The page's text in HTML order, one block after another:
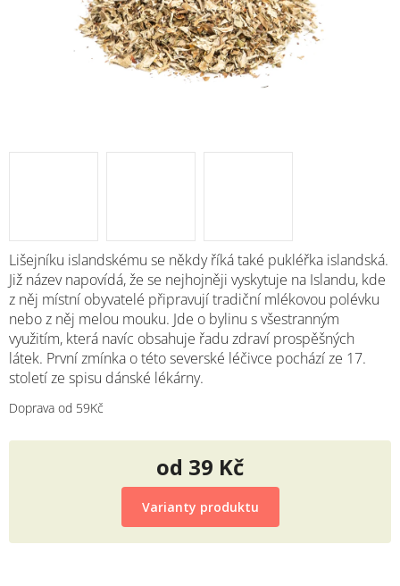
Lišejníku islandskému se někdy říká také pukléřka islandská.
Již název napovídá, že se nejhojněji vyskytuje na Islandu, kde
z něj místní obyvatelé připravují tradiční mlékovou polévku
nebo z něj melou mouku. Jde o bylinu s všestranným
využitím, která navíc obsahuje řadu zdraví prospěšných
látek. První zmínka o této severské léčivce pochází ze 17.
století ze spisu dánské lékárny.
Doprava od 59Kč
od 39 Kč
Měrná
cena:
Varianty produktu